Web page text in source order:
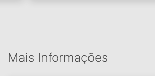
Mais Informações